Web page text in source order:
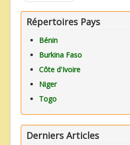
Répertoires Pays
Bénin
Burkina Faso
Côte d'Ivoire
Niger
Togo
Derniers Articles